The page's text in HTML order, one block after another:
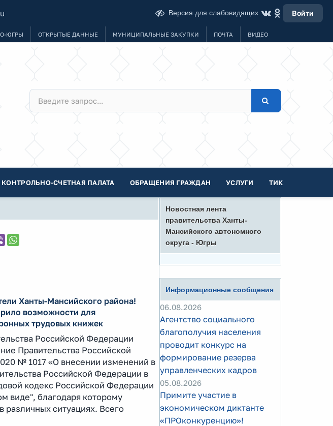
Версия для слабовидящих Войти
ЮГРЫ ОТКРЫТЫЕ ДАННЫЕ МУНИЦИПАЛЬНЫЕ ЗАКУПКИ ПОЧТА ВИДЕО
КОНТРОЛЬНО-СЧЕТНАЯ ПАЛАТА ОБРАЩЕНИЯ ГРАЖДАН УСЛУГИ ТИК
Ханты-Мансийского района!
возможности для
трудовых книжек
Российской Федерации
Правительства Российской
№ 1017 «О внесении изменений в
Российской Федерации в
кодекс Российской Федерации
виде", благодаря которому
ситуациях. Всего
Новостная лента
правительства Ханты-
Мансийского автономного
округа - Югры
Информационные сообщения
06.08.2026
Агентство социального
благополучия населения
проводит конкурс на
формирование резерва
управленческих кадров
05.08.2026
Примите участие в
экономическом диктанте
«ПРОконкуренцию»!